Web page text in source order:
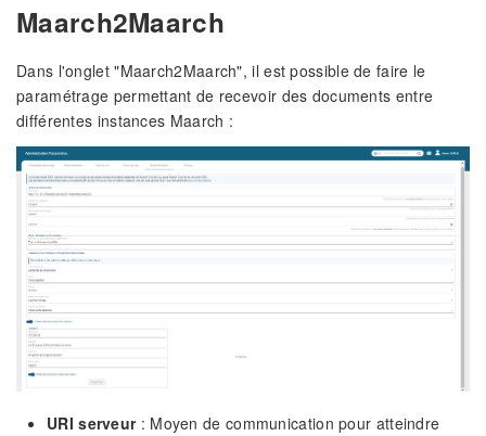
Maarch2Maarch
Dans l'onglet "Maarch2Maarch", il est possible de faire le
paramétrage permettant de recevoir des documents entre
différentes instances Maarch :
URI serveur: Moyen de communication pour atteindre